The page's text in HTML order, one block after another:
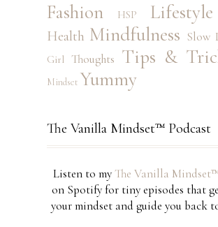
Fashion HSP Lifestyle
Health Mindfulness Slow
Girl
Thoughts Tips &
Mindset Yummy
The Vanilla Mindset™ Podcast
Listen to myThe Vanilla
on Spotify for tiny episodes that
your mindset and guide you back